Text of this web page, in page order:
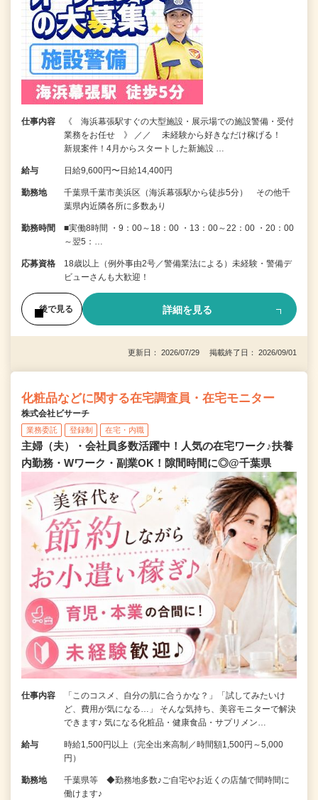
仕事内容
《 海浜幕張駅すぐの大型施設・展示場での施設警備・受付
業務をお任せ 》 ／／ 未経験から好きなだけ稼げる！
新規案件！4月からスタートした新施設 …
給与 日給9,600円〜日給14,400円
勤務地
千葉県千葉市美浜区（海浜幕張駅から徒歩5分） その他千
葉県内近隣各所に多数あり
勤務時間
■実働8時間 ・9：00～18：00 ・13：00～22：00 ・20：00
～翌5：…
応募資格
18歳以上（例外事由2号／警備業法による）未経験・警備デ
ビューさんも大歓迎！
後で見る 詳細を見る
更新日： 2026/07/29 掲載終了日： 2026/09/01
化粧品などに関する在宅調査員・在宅モニター
株式会社ビサーチ
業務委託 登録制 在宅・内職
主婦（夫）・会社員多数活躍中！人気の在宅ワーク♪扶養
内勤務・Wワーク・副業OK！隙間時間に◎@千葉県
仕事内容
「このコスメ、自分の肌に合うかな？」「試してみたいけ
ど、費用が気になる…」 そんな気持ち、美容モニターで解決
できます♪ 気になる化粧品・健康食品・サプリメン…
給与
時給1,500円以上（完全出来高制／時間額1,500円～5,000
円）
勤務地
千葉県等 ◆勤務地多数♪ご自宅やお近くの店舗で間時間に
働けます♪